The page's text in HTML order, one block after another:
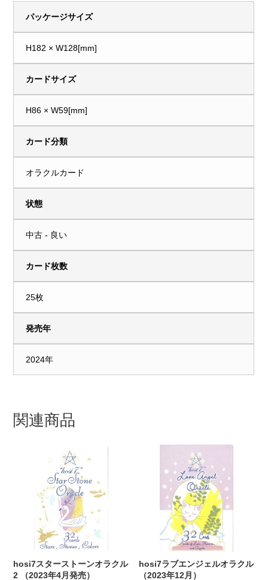
パッケージサイズ
H182 × W128[mm]
カードサイズ
H86 × W59[mm]
カード分類
オラクルカード
状態
中古 - 良い
カード枚数
25枚
発売年
2024年
関連商品
hosi7スターストーンオラクル
2 （2023年4月発売）
hosi7ラブエンジェルオラクル
（2023年12月）